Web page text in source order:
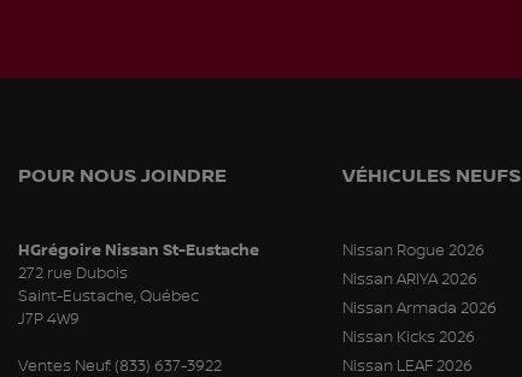
POUR NOUS JOINDRE
HGrégoire Nissan St-Eustache
272 rue Dubois
Saint-Eustache,Québec
J7P 4W9
Ventes Neuf: (833) 637-3922
VÉHICULES NEUFS
Nissan Rogue 2026
Nissan ARIYA 2026
Nissan Armada 2026
Nissan Kicks 2026
Nissan LEAF 2026